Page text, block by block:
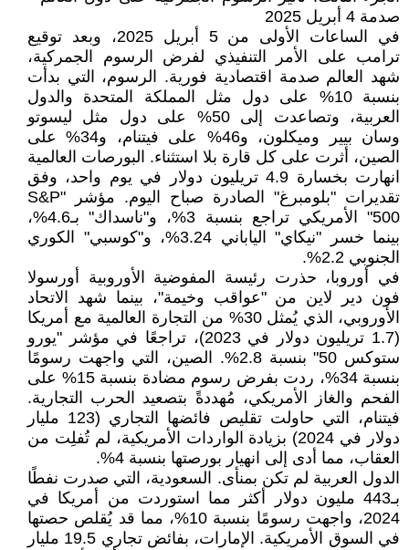
صدمة 4 أبريل 2025
في الساعات الأولى من 5 أبريل 2025، وبعد توقيع
ترامب على الأمر التنفيذي لفرض الرسوم الجمركية،
شهد العالم صدمة اقتصادية فورية. الرسوم، التي بدأت
بنسبة 10% على دول مثل المملكة المتحدة والدول
العربية، وتصاعدت إلى 50% على دول مثل ليسوتو
وسان بيير وميكلون، و46% على فيتنام، و34% على
الصين، أثرت على كل قارة بلا استثناء. البورصات العالمية
انهارت بخسارة 4.9 تريليون دولار في يوم واحد، وفق
تقديرات "بلومبرغ" الصادرة صباح اليوم. مؤشر "S&P
500" الأمريكي تراجع بنسبة 3%، و"ناسداك" بـ4.6%،
بينما خسر "نيكاي" الياباني 3.24%، و"كوسبي" الكوري
الجنوبي 2.2%.
في أوروبا، حذرت رئيسة المفوضية الأوروبية أورسولا
فون دير لاين من "عواقب وخيمة"، بينما شهد الاتحاد
الأوروبي، الذي يُمثل 30% من التجارة العالمية مع أمريكا
(1.7 تريليون دولار في 2023)، تراجعًا في مؤشر "يورو
ستوكس 50" بنسبة 2.8%. الصين، التي واجهت رسومًا
بنسبة 34%، ردت بفرض رسوم مضادة بنسبة 15% على
الفحم والغاز الأمريكي، مُهددةً بتصعيد الحرب التجارية.
فيتنام، التي حاولت تقليص فائضها التجاري (123 مليار
دولار في 2024) بزيادة الواردات الأمريكية، لم تُفلِت من
العقاب، مما أدى إلى انهيار بورصتها بنسبة 4%.
الدول العربية لم تكن بمنأى. السعودية، التي صدرت نفطًا
بـ443 مليون دولار أكثر مما استوردت من أمريكا في
2024، واجهت رسومًا بنسبة 10%، مما قد يُقلص حصتها
في السوق الأمريكية. الإمارات، بفائض تجاري 19.5 مليار